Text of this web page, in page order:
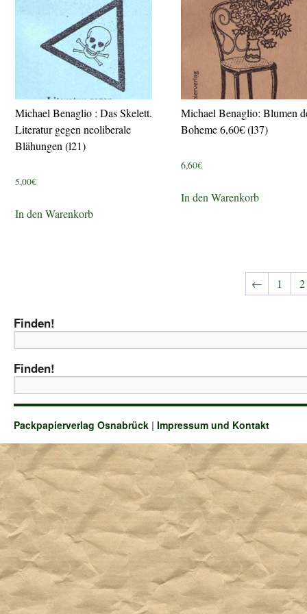
Michael Benaglio : Das Skelett.
Literatur gegen neoliberale
Blähungen (l21)
5,00€
In den Warenkorb
Michael Benaglio: Blumen
Boheme 6,60€ (l37)
6,60€
In den Warenkorb
← 1 2
Finden!
Finden!
Packpapierverlag Osnabrück | Impressum und Kontakt